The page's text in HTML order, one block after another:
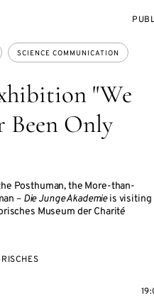
"We
Been Only
Posthuman, the More-than-
– Die Junge Akademieis visiting
Museum der Charité
SCIENCE COMMUNICATION